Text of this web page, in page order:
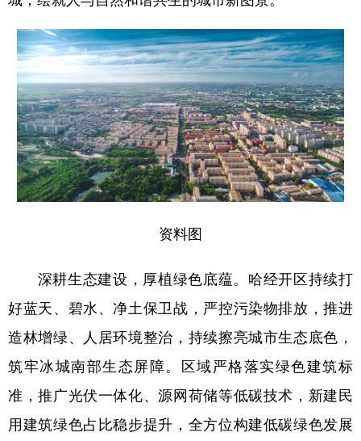
辽宁 吉林 上海
浙江 安徽 福建 江西
山东 河南 湖北 湖南
广东 广西 海南 重庆
四川 贵州 云南 西藏
陕西 甘肃 青海 宁夏
多语种频道
English Español Français عربى
Русский язык 日本語 한국어
Deutsch Português
资料图
深耕生态建设，厚植绿色底蕴。哈经开区持续打
好蓝天、碧水、净土保卫战，严控污染物排放，推进
造林增绿、人居环境整治，持续擦亮城市生态底色，
筑牢冰城南部生态屏障。区域严格落实绿色建筑标
准，推广光伏一体化、源网荷储等低碳技术，新建民
用建筑绿色占比稳步提升，全方位构建低碳绿色发展